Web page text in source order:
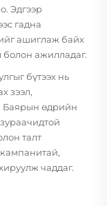
Эдгээр
гадна
ашиглаж байх
болон ажилладаг.
бүтээх нь
зээл,
Баярын өдрийн
талт
чаддаг.